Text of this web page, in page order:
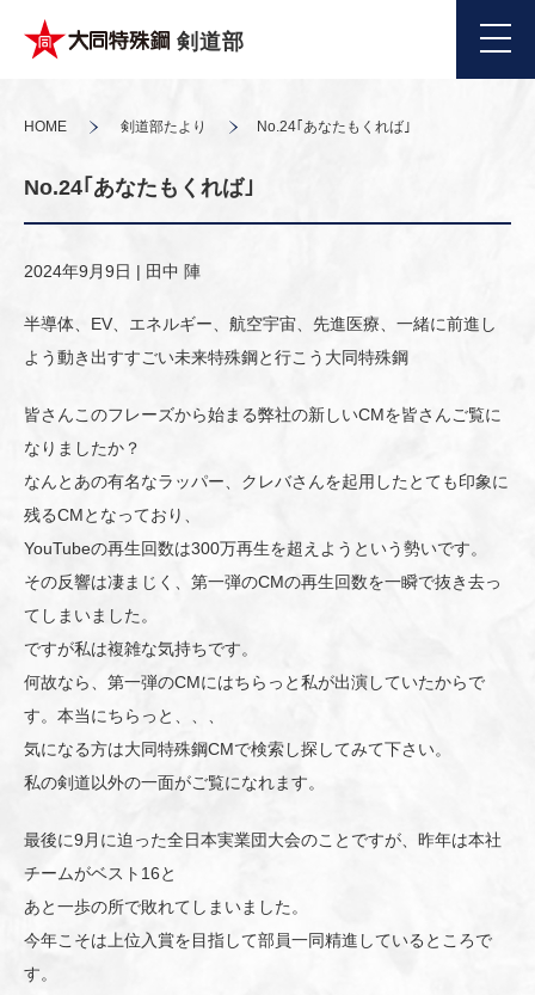
剣道部
HOME 剣道部たより No.24｢あなたもくれば｣
No.24｢あなたもくれば｣
2024年9月9日 | 田中 陣
半導体、EV、エネルギー、航空宇宙、先進医療、一緒に前進し
よう動き出すすごい未来特殊鋼と行こう大同特殊鋼
皆さんこのフレーズから始まる弊社の新しいCMを皆さんご覧に
なりましたか？
なんとあの有名なラッパー、クレバさんを起用したとても印象に
残るCMとなっており、
YouTubeの再生回数は300万再生を超えようという勢いです。
その反響は凄まじく、第一弾のCMの再生回数を一瞬で抜き去っ
てしまいました。
ですが私は複雑な気持ちです。
何故なら、第一弾のCMにはちらっと私が出演していたからで
す。本当にちらっと、、、
気になる方は大同特殊鋼CMで検索し探してみて下さい。
私の剣道以外の一面がご覧になれます。
最後に9月に迫った全日本実業団大会のことですが、昨年は本社
チームがベスト16と
あと一歩の所で敗れてしまいました。
今年こそは上位入賞を目指して部員一同精進しているところで
す。